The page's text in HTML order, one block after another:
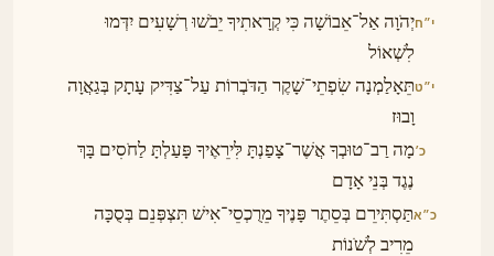
י״חיְהֹוָה אַל־אֵבוֹשָׁה כִּי קְרָאתִיךָ יֵבֹשׁוּ רְשָׁעִים יִדְּמוּ
לִשְׁאוֹל
י״טתֵּאָלַמְנָה שִׂפְתֵי־שָׁקֶר הַדֹּבְרוֹת עַל־צַדִּיק עָתָק בְּגַאֲוָה
וָבוּז
כ׳מָה רַב־טוּבְךָ אֲשֶׁר־צָפַנְתָּ לִּירֵאֶיךָ פָּעַלְתָּ לַחֹסִים בָּךְ
נֶגֶד בְּנֵי אָדָם
כ״אתַּסְתִּירֵם בְּסֵתֶר פָּנֶיךָ מֵרֻכְסֵי־אִישׁ תִּצְפְּנֵם בְּסֻכָּה
מֵרִיב לְשֹׁנוֹת